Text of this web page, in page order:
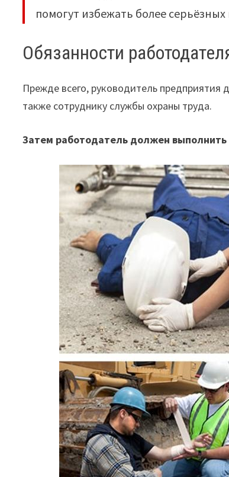
помогут избежать более серьёзных
Обязанности
Прежде всего, руководитель
также сотруднику службы охраны труда.
Затем работодатель должен